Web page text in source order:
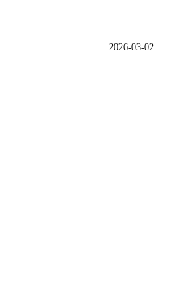
2026-03-02